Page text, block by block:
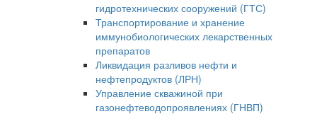
гидротехнических сооружений (ГТС)
Транспортирование и хранение
иммунобиологических лекарственных
препаратов
Ликвидация разливов нефти и
нефтепродуктов (ЛРН)
Управление скважиной при
газонефтеводопроявлениях (ГНВП)